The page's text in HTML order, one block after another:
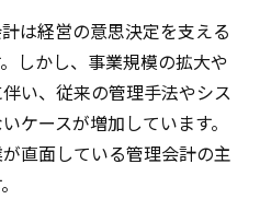
は経営の意思決定を支える
しかし、事業規模の拡大や
い、従来の管理手法やシス
ケースが増加しています。
直面している管理会計の主